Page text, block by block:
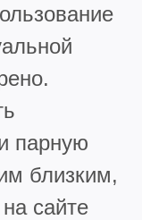
парную
близким,
сайте